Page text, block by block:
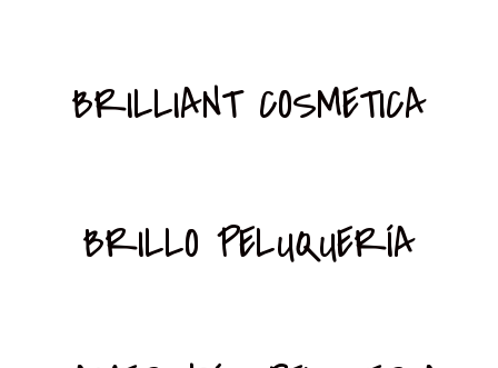
BRILLIANT COSMETICA
BRILLO PELUQUERÍA